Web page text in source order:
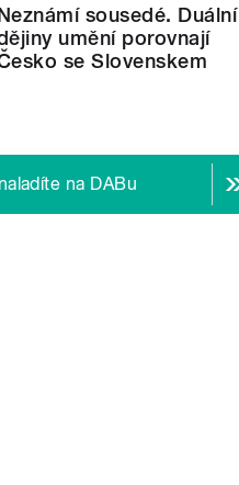
sousedé. Duální
umění porovnají
se Slovenskem
na DABu